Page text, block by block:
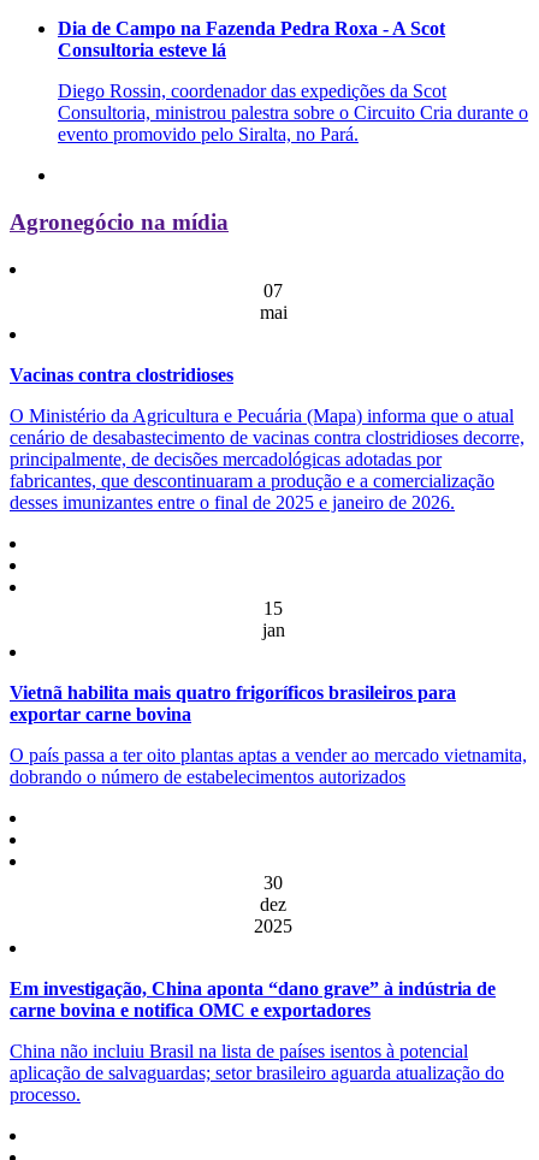
Dia de Campo na Fazenda Pedra Roxa - A Scot
Consultoria esteve lá
Diego Rossin, coordenador das expedições da Scot
Consultoria, ministrou palestra sobre o Circuito Cria durante o
evento promovido pelo Siralta, no Pará.
Agronegócio na mídia
07
mai
Vacinas contra clostridioses
O Ministério da Agricultura e Pecuária (Mapa) informa que o atual
cenário de desabastecimento de vacinas contra clostridioses decorre,
principalmente, de decisões mercadológicas adotadas por
fabricantes, que descontinuaram a produção e a comercialização
desses imunizantes entre o final de 2025 e janeiro de 2026.
15
jan
Vietnã habilita mais quatro frigoríficos brasileiros para
exportar carne bovina
O país passa a ter oito plantas aptas a vender ao mercado vietnamita,
dobrando o número de estabelecimentos autorizados
30
dez
2025
Em investigação, China aponta “dano grave” à indústria de
carne bovina e notifica OMC e exportadores
China não incluiu Brasil na lista de países isentos à potencial
aplicação de salvaguardas; setor brasileiro aguarda atualização do
processo.